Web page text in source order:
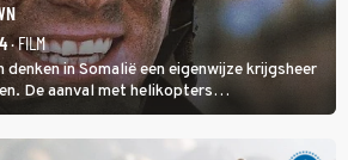
· FILM
in Somalië een eigenwijze krijgsheer
De aanval met helikopters
down dramatisch.